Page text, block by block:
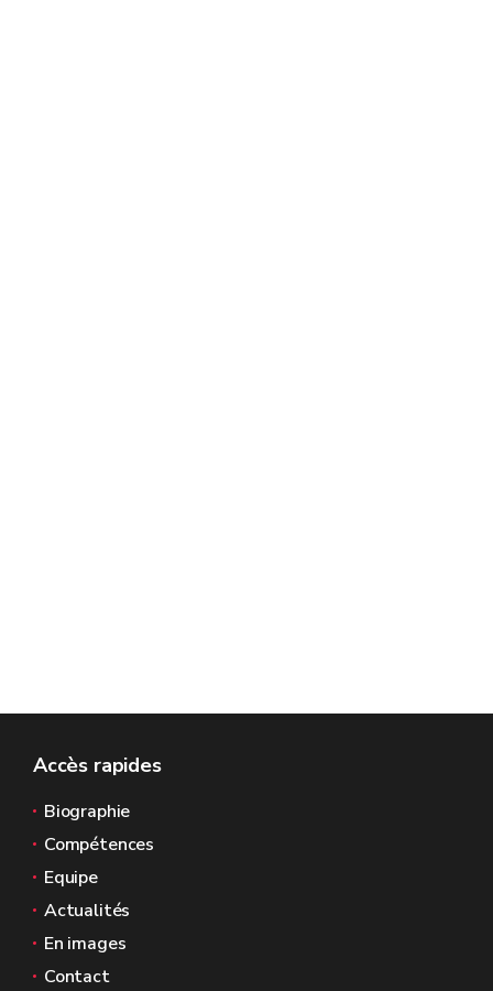
Accès rapides
Biographie
Compétences
Equipe
Actualités
En images
Contact